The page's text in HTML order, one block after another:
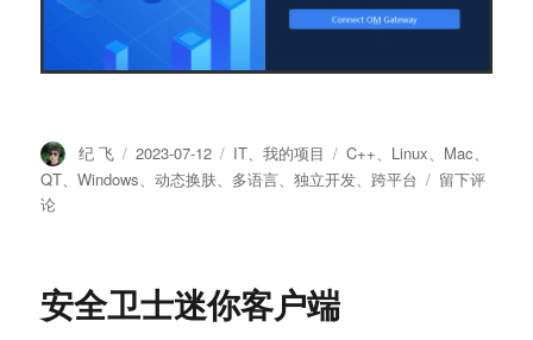
作
者
纪 飞
发
布
2023-07-12
分
类
IT、我的项目
标
签
C++、 Linux、 Mac、
QT、Windows、动态换肤、 多语言、独立开发、跨平台
于
留下评
论
安全卫士迷你客户端